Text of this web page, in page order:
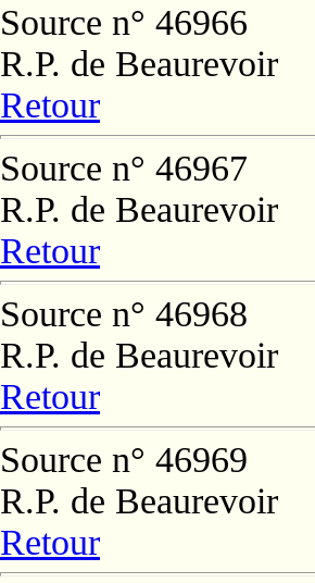
Source n° 46966
R.P. de Beaurevoir
Retour
Source n° 46967
R.P. de Beaurevoir
Retour
Source n° 46968
R.P. de Beaurevoir
Retour
Source n° 46969
R.P. de Beaurevoir
Retour